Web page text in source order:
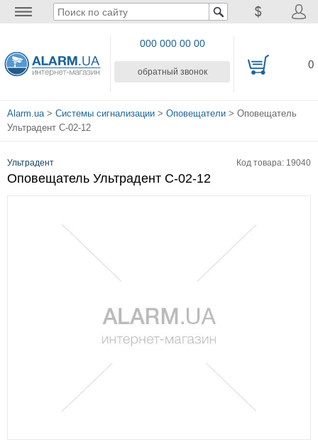
000 000 00 00
обратный звонок
0
Alarm.ua> Системы сигнализации > Оповещатели > Оповещатель
Ультрадент С-02-12
Ультрадент Код товара: 19040
Оповещатель Ультрадент С-02-12